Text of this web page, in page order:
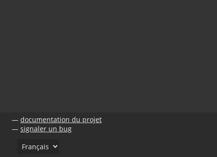
documentation du projet
signaler un bug